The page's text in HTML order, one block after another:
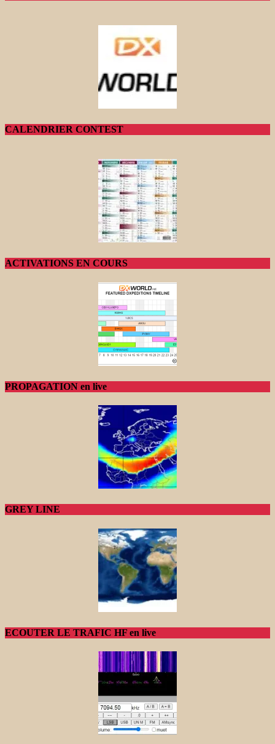
CALENDRIER CONTEST
ACTIVATIONS EN COURS
PROPAGATION en live
GREY LINE
ECOUTER LE TRAFIC HF en live